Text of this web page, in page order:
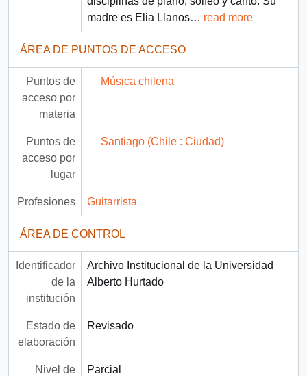
madre es Elia Llanos… read more
ÁREA DE PUNTOS DE ACCESO
Puntos de
acceso por
materia
Música chilena
Puntos de
acceso por
lugar
Santiago (Chile : Ciudad)
Profesiones Guitarrista
ÁREA DE CONTROL
Identificador
de la
institución
Archivo Institucional de la Universidad
Alberto Hurtado
Estado de
elaboración
Revisado
Nivel de
Parcial